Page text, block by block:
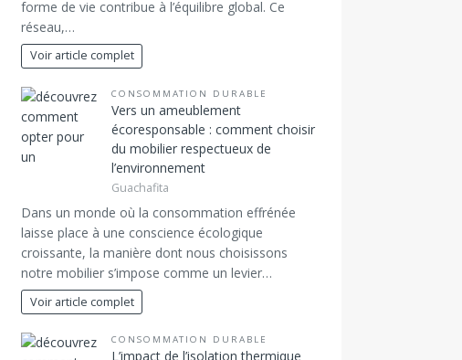
forme de vie contribue à l’équilibre global. Ce
réseau,…
Voir article complet
CONSOMMATION DURABLE
Vers un ameublement
écoresponsable : comment choisir
du mobilier respectueux de
l’environnement
Guachafita
Dans un monde où la consommation effrénée
laisse place à une conscience écologique
croissante, la manière dont nous choisissons
notre mobilier s’impose comme un levier…
Voir article complet
CONSOMMATION DURABLE
L’impact de l’isolation thermique